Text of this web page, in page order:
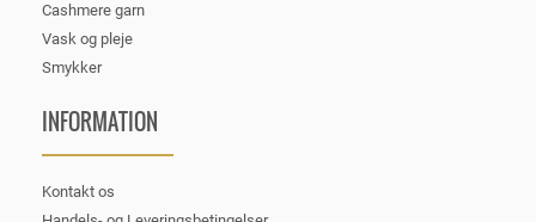
Cashmere garn
Vask og pleje
Smykker
INFORMATION
Kontakt os